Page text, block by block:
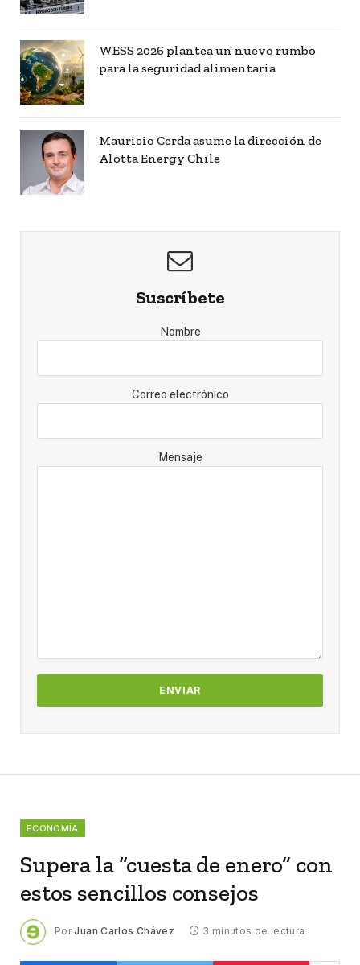
WESS 2026 plantea un nuevo rumbo
para la seguridad alimentaria
Mauricio Cerda asume la dirección de
Alotta Energy Chile
Suscríbete
Nombre
Correo electrónico
Mensaje
ECONOMÍA
Supera la “cuesta de enero” con
estos sencillos consejos
Por Juan Carlos Chávez 3 minutos de lectura